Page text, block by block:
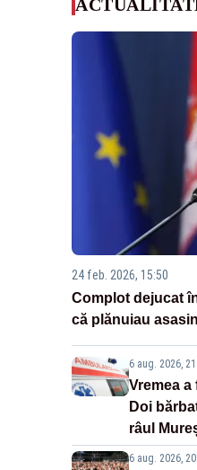
24 feb. 2026, 15:50
Complot dejucat
că plănuiau
6 aug. 2026,
Vremea
Doi
râul
6 aug. 2026,